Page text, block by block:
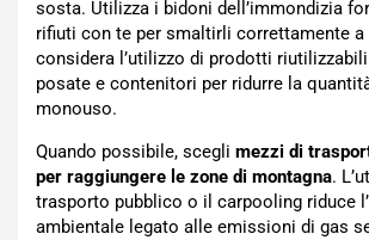
sosta. Utilizza i bidoni dell’immondizia
rifiuti con te per smaltirli correttamente a
considera l’utilizzo di prodotti
posate e contenitori per ridurre la
monouso.
Quando possibile, scegli mezzi di
per raggiungere le zone di montagna.
trasporto pubblico o il carpooling riduce
ambientale legato alle emissioni di gas